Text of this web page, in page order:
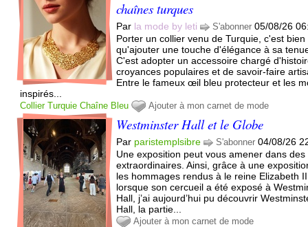
chaînes turques
Par la mode by leti S'abonner 05/08/26
Porter un collier venu de Turquie, c'est bien
qu'ajouter une touche d'élégance à sa
C'est adopter un accessoire chargé
croyances populaires et de savoir-faire
Entre le fameux œil bleu protecteur et les
inspirés...
Collier Turquie Chaîne Bleu Ajouter à mon carnet de mode
Westminster Hall et le Globe
Par paristemplsibre S'abonner 04/08/26
Une exposition peut vous amener dans des
extraordinaires. Ainsi, grâce à une
les hommages rendus à le reine Elizabeth II
lorsque son cercueil a été exposé à
Hall, j’ai aujourd’hui pu découvrir
Hall, la partie...
Ajouter à mon carnet de mode